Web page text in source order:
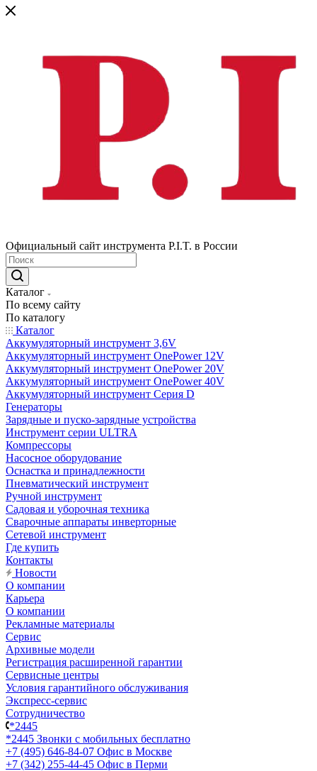
Официальный сайт инструмента P.I.T. в России
Каталог
По всему сайту
По каталогу
Каталог
Аккумуляторный инструмент 3,6V
Аккумуляторный инструмент OnePower 12V
Аккумуляторный инструмент OnePower 20V
Аккумуляторный инструмент OnePower 40V
Аккумуляторный инструмент Серия D
Генераторы
Зарядные и пуско-зарядные устройства
Инструмент серии ULTRA
Компрессоры
Насосное оборудование
Оснастка и принадлежности
Пневматический инструмент
Ручной инструмент
Садовая и уборочная техника
Сварочные аппараты инверторные
Сетевой инструмент
Где купить
Контакты
Новости
О компании
Карьера
О компании
Рекламные материалы
Сервис
Архивные модели
Регистрация расширенной гарантии
Сервисные центры
Условия гарантийного обслуживания
Экспресс-сервис
Сотрудничество
*2445
*2445 Звонки с мобильных бесплатно
+7 (495) 646-84-07 Офис в Москве
+7 (342) 255-44-45 Офис в Перми